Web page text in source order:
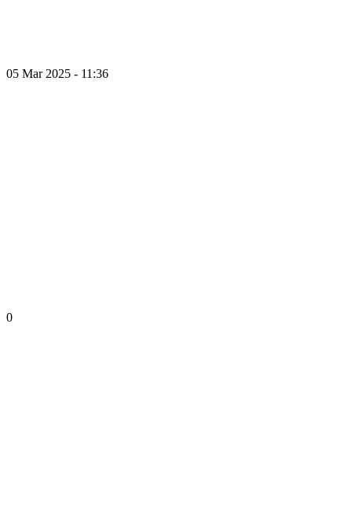
05 Mar 2025 - 11:36
0